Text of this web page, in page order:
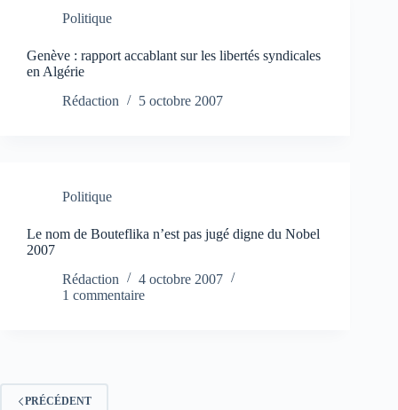
Politique
Genève : rapport accablant sur les libertés syndicales
en Algérie
Rédaction
5 octobre 2007
Politique
Le nom de Bouteflika n’est pas jugé digne du Nobel
2007
Rédaction
4 octobre 2007
1 commentaire
PRÉCÉDENT